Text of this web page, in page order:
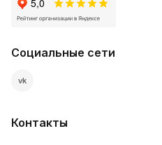
Социальные сети
vk
Контакты